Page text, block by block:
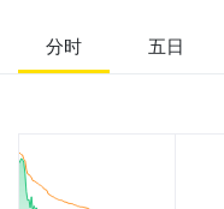
52周最高
50.90
股息
分时 五日